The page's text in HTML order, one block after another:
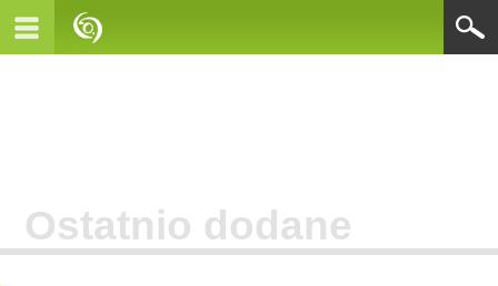
Ostatnio dodane